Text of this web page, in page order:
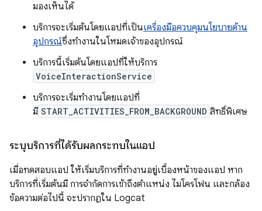
มองเห็นได้
บริการจะเริ่มต้นโดยแอปที่เป็นเครื่องมือควบคุมนโยบายด้าน
อุปกรณ์ซึ่งทำงานในโหมดเจ้าของอุปกรณ์
บริการนี้เริ่มต้นโดยแอปที่ให้บริการ
VoiceInteractionService
บริการจะเริ่มทำงานโดยแอปที่
มี START_ACTIVITIES_FROM_BACKGROUND สิทธิ์พิเศษ
ระบุบริการที่ได้รับผลกระทบในแอป
เมื่อทดสอบแอป ให้เริ่มบริการที่ทำงานอยู่เบื้องหน้าของแอป หาก
บริการที่เริ่มต้นมี การจำกัดการเข้าถึงตำแหน่ง ไมโครโฟน และกล้อง
ข้อความต่อไปนี้ จะปรากฏใน Logcat